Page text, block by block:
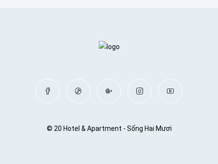
© 20 Hotel & Apartment - Sống Hai Mươi